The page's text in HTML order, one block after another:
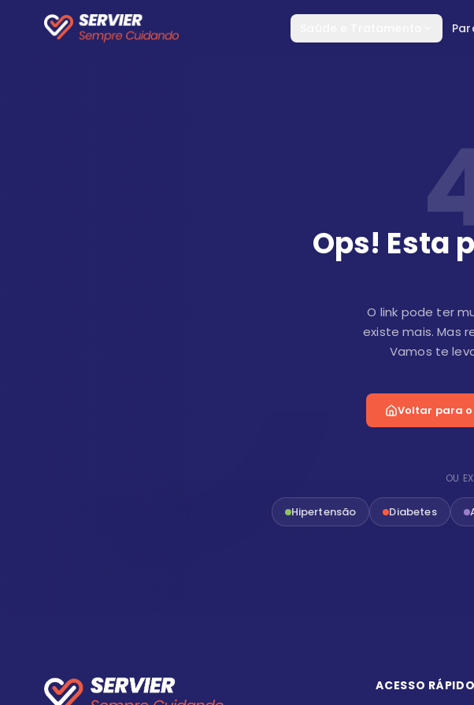
Ops! Esta
O link pode ter
existe mais. Mas
Vamos te
Voltar para
OU
Hipertensão Diabetes
ACESSO RÁPIDO